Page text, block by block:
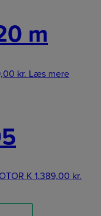
m
kr. Læs mere
K 1.389,00 kr.